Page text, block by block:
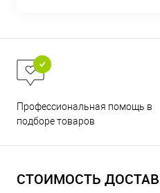
Профессиональная помощь в
подборе товаров
СТОИМОСТЬ